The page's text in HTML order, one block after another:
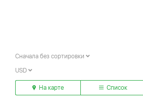
Сначала без сортировки
USD
На карте Список